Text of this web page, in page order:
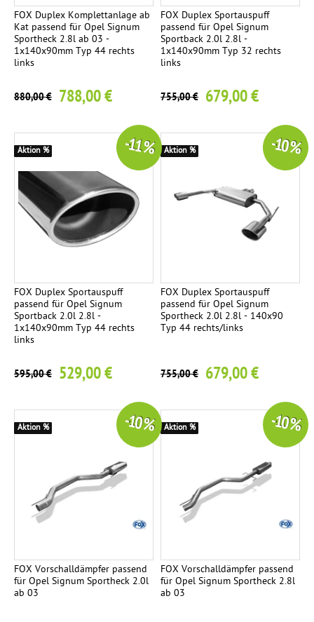
FOX Duplex Komplettanlage ab
Kat passend für Opel Signum
Sportheck 2.8l ab 03 -
1x140x90mm Typ 44 rechts
links
880,00 € 788,00 €
FOX Duplex Sportauspuff
passend für Opel Signum
Sportback 2.0l 2.8l -
1x140x90mm Typ 32 rechts
links
755,00 € 679,00 €
FOX Duplex Sportauspuff
passend für Opel Signum
Sportback 2.0l 2.8l -
1x140x90mm Typ 44 rechts
links
595,00 € 529,00 €
-11 %
Aktion %
FOX Duplex Sportauspuff
passend für Opel Signum
Sportheck 2.0l 2.8l - 140x90
Typ 44 rechts/links
755,00 € 679,00 €
-10 %
Aktion %
FOX Vorschalldämpfer passend
für Opel Signum Sportheck 2.0l
ab 03
-10 %
Aktion %
FOX Vorschalldämpfer passend
für Opel Signum Sportheck 2.8l
ab 03
-10 %
Aktion %